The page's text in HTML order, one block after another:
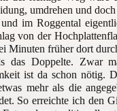
umdrehen und
und im Roggental
von der
Minuten früher dort
das Doppelte. Zwar
ist da schon nötig.
mehr als die
So erreichte ich den